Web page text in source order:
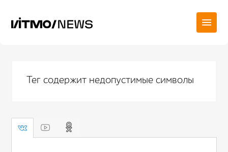
Тег содержит недопустимые символы